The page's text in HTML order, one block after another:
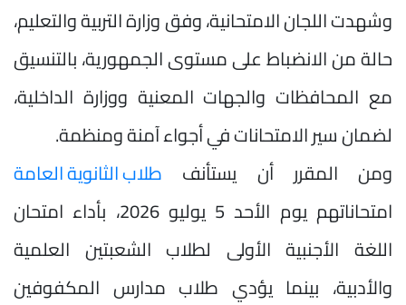
وشهدت اللجان الامتحانية، وفق وزارة التربية والتعليم،
حالة من الانضباط على مستوى الجمهورية، بالتنسيق
مع المحافظات والجهات المعنية ووزارة الداخلية،
لضمان سير الامتحانات في أجواء آمنة ومنظمة.
ومن المقرر أن يستأنف طلاب الثانوية العامة
امتحاناتهم يوم الأحد 5 يوليو 2026، بأداء امتحان
اللغة الأجنبية الأولى لطلاب الشعبتين العلمية
والأدبية، بينما يؤدي طلاب مدارس المكفوفين